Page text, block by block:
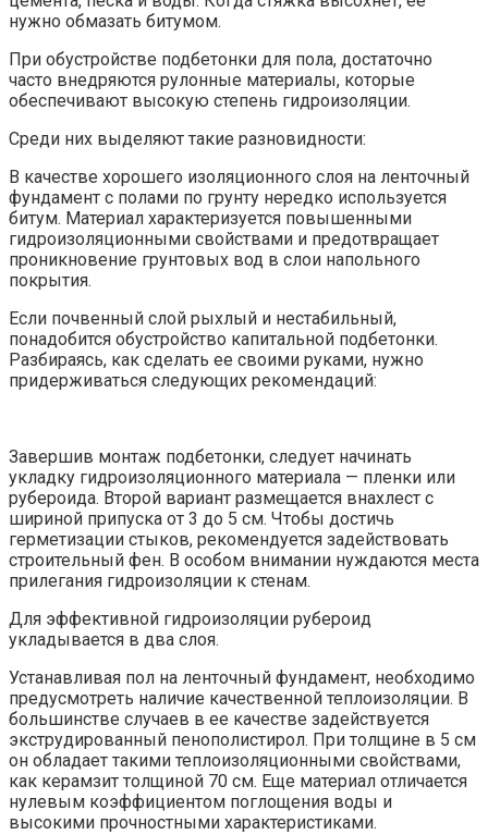
нужно обмазать битумом.
При обустройстве подбетонки для пола, достаточно
часто внедряются рулонные материалы, которые
обеспечивают высокую степень гидроизоляции.
Среди них выделяют такие разновидности:
В качестве хорошего изоляционного слоя на ленточный
фундамент с полами по грунту нередко используется
битум. Материал характеризуется повышенными
гидроизоляционными свойствами и предотвращает
проникновение грунтовых вод в слои напольного
покрытия.
Если почвенный слой рыхлый и нестабильный,
понадобится обустройство капитальной подбетонки.
Разбираясь, как сделать ее своими руками, нужно
придерживаться следующих рекомендаций:
Завершив монтаж подбетонки, следует начинать
укладку гидроизоляционного материала — пленки или
рубероида. Второй вариант размещается внахлест с
шириной припуска от 3 до 5 см. Чтобы достичь
герметизации стыков, рекомендуется задействовать
строительный фен. В особом внимании нуждаются места
прилегания гидроизоляции к стенам.
Для эффективной гидроизоляции рубероид
укладывается в два слоя.
Устанавливая пол на ленточный фундамент, необходимо
предусмотреть наличие качественной теплоизоляции. В
большинстве случаев в ее качестве задействуется
экструдированный пенополистирол. При толщине в 5 см
он обладает такими теплоизоляционными свойствами,
как керамзит толщиной 70 см. Еще материал отличается
нулевым коэффициентом поглощения воды и
высокими прочностными характеристиками.